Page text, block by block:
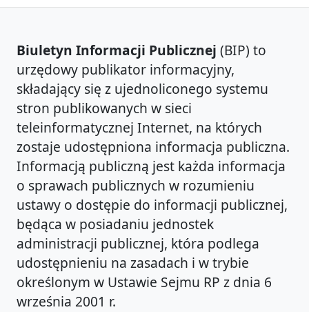
Biuletyn Informacji Publicznej (BIP) to
urzędowy publikator informacyjny,
składający się z ujednoliconego systemu
stron publikowanych w sieci
teleinformatycznej Internet, na których
zostaje udostępniona informacja publiczna.
Informacją publiczną jest każda informacja
o sprawach publicznych w rozumieniu
ustawy o dostępie do informacji publicznej,
będąca w posiadaniu jednostek
administracji publicznej, która podlega
udostępnieniu na zasadach i w trybie
określonym w Ustawie Sejmu RP z dnia 6
września 2001 r.